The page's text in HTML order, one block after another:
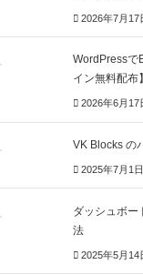
2026年7月17
WordPressで
イン無料配布】
2026年6月17
VK Blocks の
2025年7月1日
ダッシュボー
法
2025年5月14